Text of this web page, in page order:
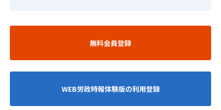
無料会員登録
WEB労政時報体験版の利用登録